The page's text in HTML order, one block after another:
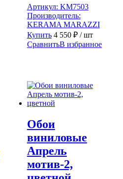
Артикул: KM7503
Производитель:
KERAMA MARAZZI
Купить 4 550 ₽/ шт
СравнитьВ избранное
Обои
виниловые
Апрель
мотив-2,